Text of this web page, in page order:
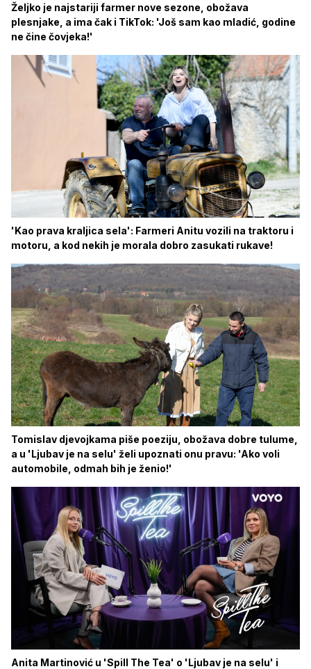
Željko je najstariji farmer nove sezone, obožava
plesnjake, a ima čak i TikTok: 'Još sam kao mladić, godine
ne čine čovjeka!'
'Kao prava kraljica sela': Farmeri Anitu vozili na traktoru i
motoru, a kod nekih je morala dobro zasukati rukave!
Tomislav djevojkama piše poeziju, obožava dobre tulume,
a u 'Ljubav je na selu' želi upoznati onu pravu: 'Ako voli
automobile, odmah bih je ženio!'
Anita Martinović u 'Spill The Tea' o 'Ljubav je na selu' i